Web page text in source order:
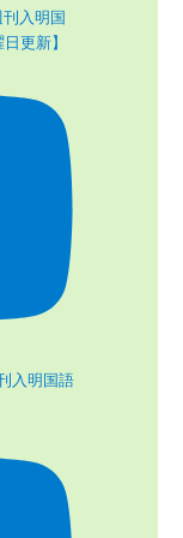
入明国
更新】
入明国語